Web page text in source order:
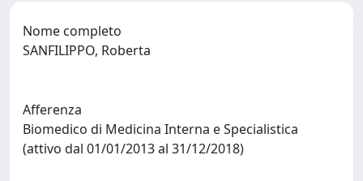
Nome completo
SANFILIPPO, Roberta
Afferenza
Biomedico di Medicina Interna e Specialistica
(attivo dal 01/01/2013 al 31/12/2018)